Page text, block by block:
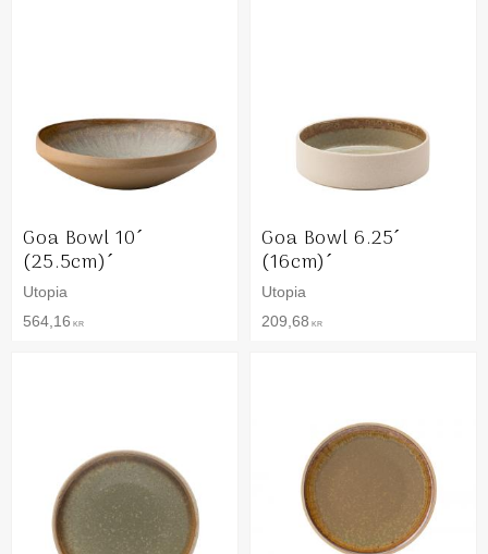
Goa Bowl 10´
(25.5cm)´
Utopia
564,16 KR
Goa Bowl 6.25´
(16cm)´
Utopia
209,68 KR